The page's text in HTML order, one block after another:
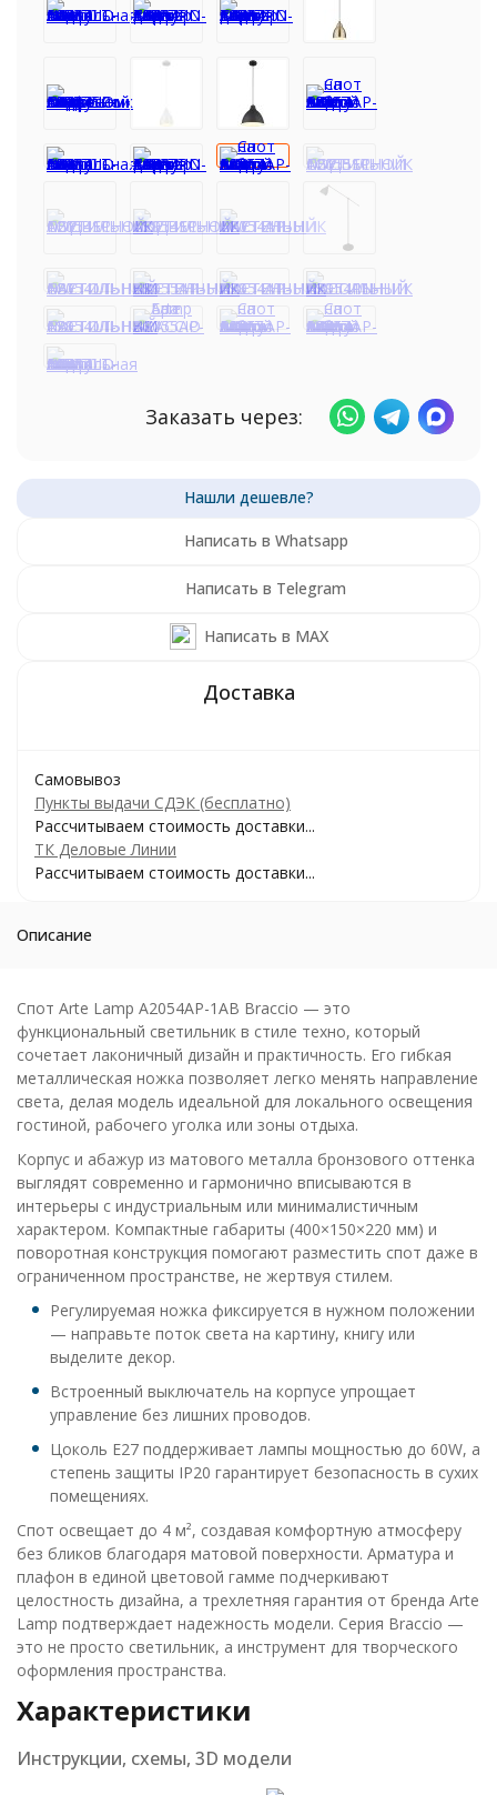
Заказать через:
Написать в Whatsapp
Написать в Telegram
Написать в MAX
Самовывоз
Пункты выдачи СДЭК (бесплатно)
Рассчитываем стоимость доставки...
ТК Деловые Линии
Рассчитываем стоимость доставки...
Описание
Спот Arte Lamp A2054AP-1AB Braccio — это
функциональный светильник в стиле техно, который
сочетает лаконичный дизайн и практичность. Его гибкая
металлическая ножка позволяет легко менять направление
света, делая модель идеальной для локального освещения
гостиной, рабочего уголка или зоны отдыха.
Корпус и абажур из матового металла бронзового оттенка
выглядят современно и гармонично вписываются в
интерьеры с индустриальным или минималистичным
характером. Компактные габариты (400×150×220 мм) и
поворотная конструкция помогают разместить спот даже в
ограниченном пространстве, не жертвуя стилем.
Регулируемая ножка фиксируется в нужном положении
— направьте поток света на картину, книгу или
выделите декор.
Встроенный выключатель на корпусе упрощает
управление без лишних проводов.
Цоколь E27 поддерживает лампы мощностью до 60W, а
степень защиты IP20 гарантирует безопасность в сухих
помещениях.
Спот освещает до 4 м², создавая комфортную атмосферу
без бликов благодаря матовой поверхности. Арматура и
плафон в единой цветовой гамме подчеркивают
целостность дизайна, а трехлетняя гарантия от бренда Arte
Lamp подтверждает надежность модели. Серия Braccio —
это не просто светильник, а инструмент для творческого
оформления пространства.
Характеристики
Инструкции, схемы, 3D модели